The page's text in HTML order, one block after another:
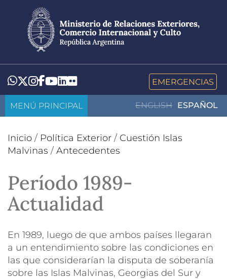
contenido
principal
Whatsapp
Twitter
Instagram
Facebook
YouTube
LinkedIn
Flickr EMERGENCIAS
ENGLISH ESPAÑOL
MENÚ PRINCIPAL
Inicio / Política Exterior / Cuestión Islas
Malvinas / Antecedentes
Período 1989-
Actualidad
En 1989, luego de que ambos países llegaran
a un entendimiento sobre las condiciones en
las que considerarían la disputa de soberanía
sobre las Islas Malvinas, Georgias del Sur y